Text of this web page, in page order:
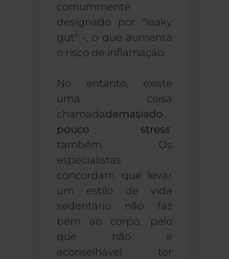
comummente
designado por "leaky
gut" -, o que aumenta
o risco de inflamação.
No entanto, existe
uma coisa
chamadademasiado
pouco stress'
também. Os
especialistas
concordam que levar
um estilo de vida
sedentário não faz
bem ao corpo, pelo
que não é
aconselhável ter